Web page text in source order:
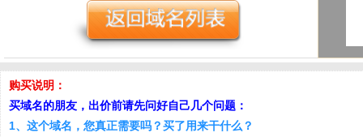
购买说明：
买域名的朋友，出价前请先问好自己几个问题：
1、这个域名，您真正需要吗？买了用来干什么？